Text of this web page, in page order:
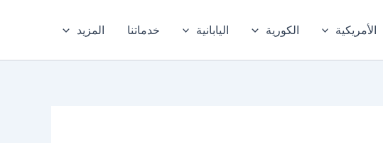
الأمريكية الكورية اليابانية خدماتنا المزيد